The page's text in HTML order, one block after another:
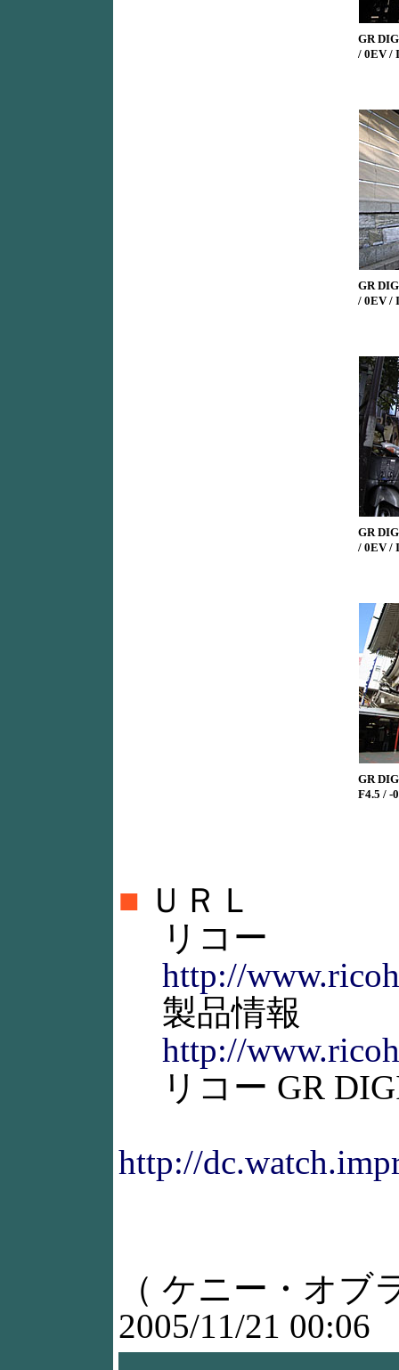
GR
/ 0EV /
GR
/ 0EV /
GR
/ 0EV /
GR
F4.5 / -
■ ＵＲＬ
リコー
http://
製品情報
http://
リコー GR
http://
（ ケニー・オブ
2005/11/21 00:06